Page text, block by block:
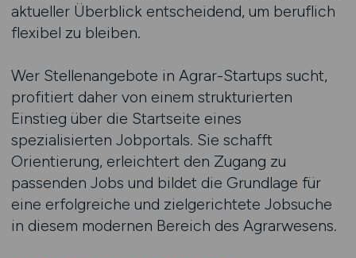
aktueller Überblick entscheidend, um beruflich
flexibel zu bleiben.
Wer Stellenangebote in Agrar-Startups sucht,
profitiert daher von einem strukturierten
Einstieg über die Startseite eines
spezialisierten Jobportals. Sie schafft
Orientierung, erleichtert den Zugang zu
passenden Jobs und bildet die Grundlage für
eine erfolgreiche und zielgerichtete Jobsuche
in diesem modernen Bereich des Agrarwesens.